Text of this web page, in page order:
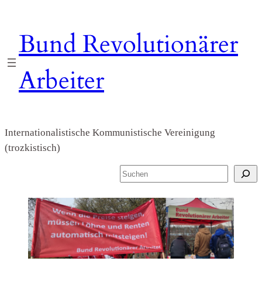
springen
Bund Revolutionärer
Arbeiter
Internationalistische Kommunistische Vereinigung
(trozkistisch)
S
c
h
e
n